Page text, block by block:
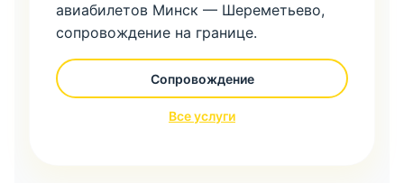
авиабилетов Минск — Шереметьево,
сопровождение на границе.
Сопровождение
Все услуги